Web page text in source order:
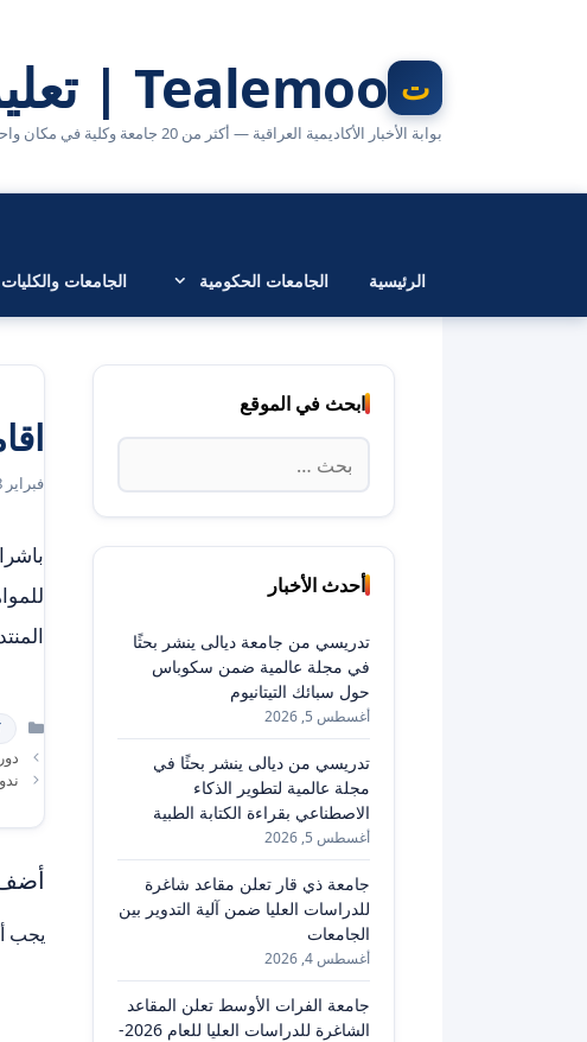
Tealemoo | تعليمو
بوابة الأخبار الأكاديمية العراقية — أكثر من 20 جامعة وكلية في مكان واحد
الرئيسية الجامعات الحكومية الجامعات والكليات
فبراير 28, 2024
يجب
ابحث في الموقع
البحث
عن:
أحدث الأخبار
تدريسي من جامعة ديالى ينشر بحثًا
في مجلة عالمية ضمن سكوباس
حول سبائك التيتانيوم
أغسطس 5, 2026
تدريسي من ديالى ينشر بحثًا في
مجلة عالمية لتطوير الذكاء
الاصطناعي بقراءة الكتابة الطبية
أغسطس 5, 2026
جامعة ذي قار تعلن مقاعد شاغرة
للدراسات العليا ضمن آلية التدوير بين
الجامعات
أغسطس 4, 2026
جامعة الفرات الأوسط تعلن المقاعد
الشاغرة للدراسات العليا للعام 2026-